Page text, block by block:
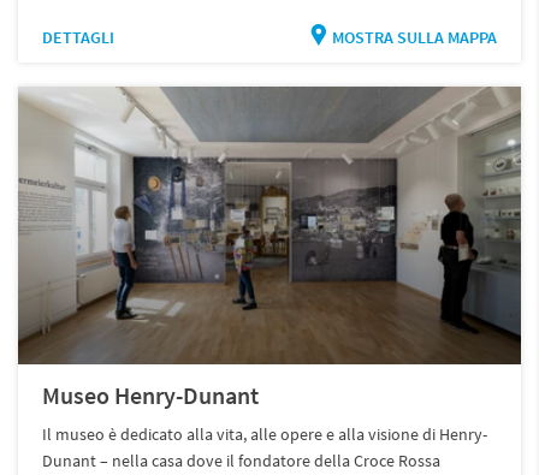
DETTAGLI MOSTRA SULLA MAPPA
Museo Henry-Dunant
Il museo è dedicato alla vita, alle opere e alla visione di Henry-
Dunant – nella casa dove il fondatore della Croce Rossa